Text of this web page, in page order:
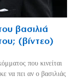
βασιλιά
(βίντεο)
που κινείται
να πει αν ο βασιλιάς